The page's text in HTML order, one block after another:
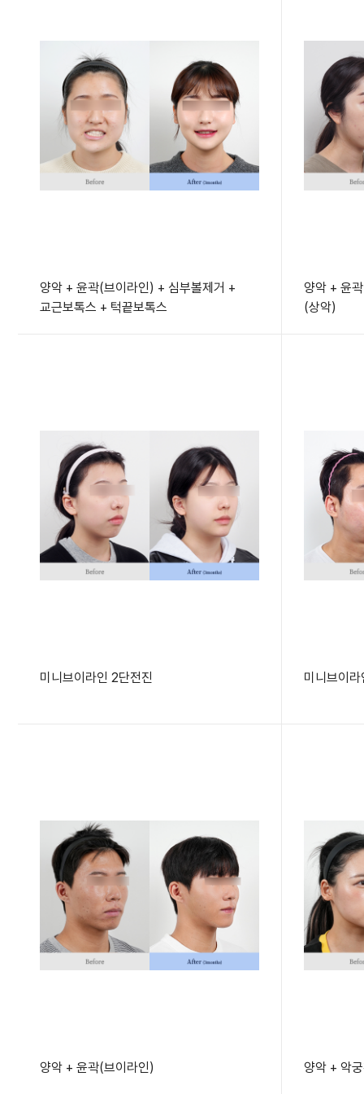
양악 + 윤곽(브이라인) + 심부볼제거 +
교근보톡스 + 턱끝보톡스
양악 + 윤
(상악)
미니브이라인 2단전진 미니브이
양악 + 윤곽(브이라인) 양악 + 악